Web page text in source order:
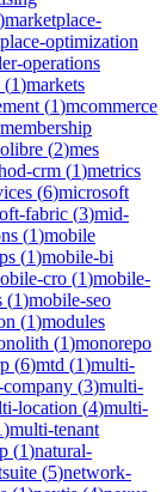
)marketplace-
optimization
operations
(1)markets
(1)mcommerce
membership
(2)mes
crm (1)metrics
(6)microsoft
fabric (3)mid-
(1)mobile
(1)mobile-bi
cro (1)mobile-
(1)mobile-seo
(1)modules
(1)monorepo
(6)mtd (1)multi-
(3)multi-
location (4)multi-
)multi-tenant
(1)natural-
(5)network-